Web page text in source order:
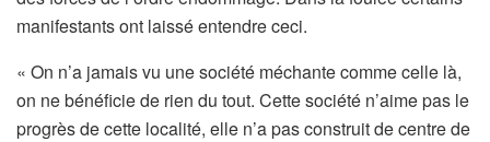
manifestants ont laissé entendre ceci.
« On n’a jamais vu une société méchante comme celle là,
on ne bénéficie de rien du tout. Cette société n’aime pas le
progrès de cette localité, elle n’a pas construit de centre de